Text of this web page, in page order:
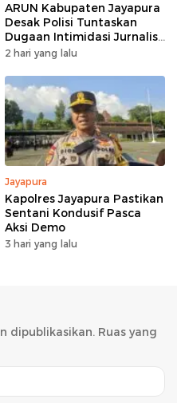
ARUN Kabupaten Jayapura
Desak Polisi Tuntaskan
Dugaan Intimidasi Jurnalis
Jubi
2 hari yang lalu
Jayapura
Kapolres Jayapura Pastikan
Sentani Kondusif Pasca
Aksi Demo
3 hari yang lalu
dipublikasikan. Ruas yang